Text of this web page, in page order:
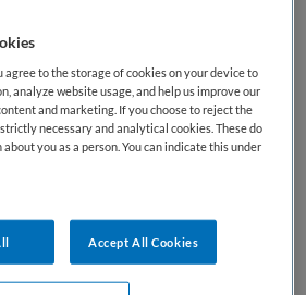
in zorg en welzijn
agree to the storage of cookies on your device to
analyze website usage, and help us improve our
and marketing. If you choose to reject the
necessary and analytical cookies. These do
you as a person. You can indicate this under
Accept All Cookies